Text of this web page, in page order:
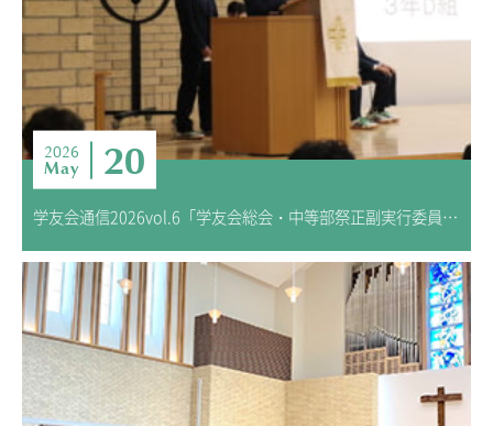
2026
May 20
学友会通信2026vol.6「学友会総会・中等部祭正副実行委員長選挙」